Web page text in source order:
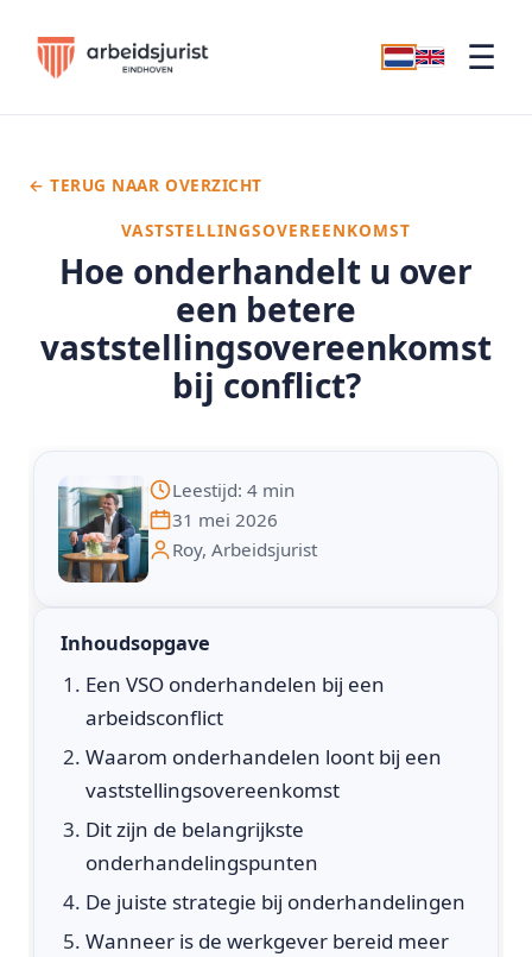
☰
Hoe onderhandelt u over
een betere
vaststellingsovereenkomst
bij conflict?
← TERUG NAAR OVERZICHT
VASTSTELLINGSOVEREENKOMST
Leestijd: 4 min
31 mei 2026
Roy, Arbeidsjurist
Inhoudsopgave
Een VSO onderhandelen bij een
arbeidsconflict
Waarom onderhandelen loont bij een
vaststellingsovereenkomst
Dit zijn de belangrijkste
onderhandelingspunten
De juiste strategie bij onderhandelingen
Wanneer is de werkgever bereid meer